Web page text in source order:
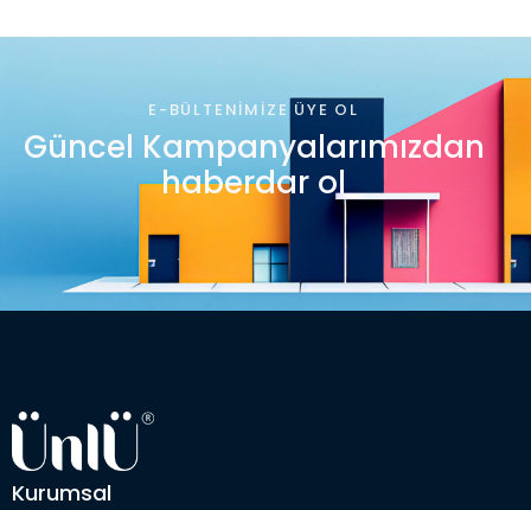
E-BÜLTENIMIZE ÜYE OL
Güncel Kampanyalarımızdan
haberdar ol
Kurumsal